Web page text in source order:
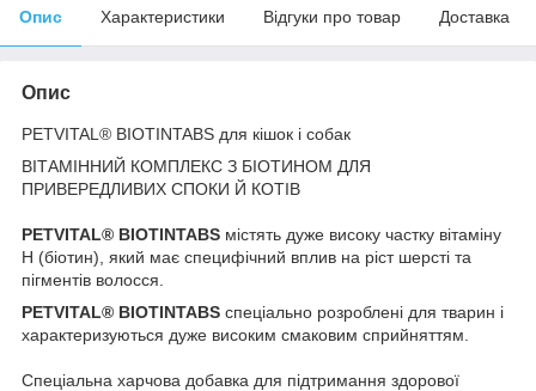
Опис Характеристики Відгуки про товар Доставка
Опис
PETVITAL® BIOTINTABS для кішок і собак
ВІТАМІННИЙ КОМПЛЕКС З БІОТИНОМ ДЛЯ
ПРИВЕРЕДЛИВИХ СПОКИ Й КОТІВ
PETVITAL® BIOTINTABS містять дуже високу частку вітаміну
H (біотин), який має специфічний вплив на ріст шерсті та
пігментів волосся.
PETVITAL® BIOTINTABS спеціально розроблені для тварин і
характеризуються дуже високим смаковим сприйняттям.
Спеціальна харчова добавка для підтримання здорової